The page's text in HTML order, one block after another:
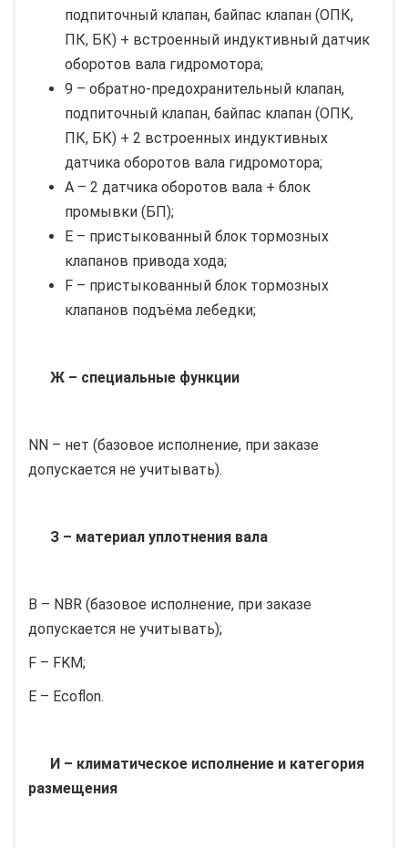
подпиточный клапан, байпас клапан (ОПК,
ПК, БК) + встроенный индуктивный датчик
оборотов вала гидромотора;
9 – обратно-предохранительный клапан,
подпиточный клапан, байпас клапан (ОПК,
ПК, БК) + 2 встроенных индуктивных
датчика оборотов вала гидромотора;
A – 2 датчика оборотов вала + блок
промывки (БП);
E – пристыкованный блок тормозных
клапанов привода хода;
F – пристыкованный блок тормозных
клапанов подъёма лебедки;
Ж – специальные функции
NN – нет (базовое исполнение, при заказе
допускается не учитывать).
З – материал уплотнения вала
B – NBR (базовое исполнение, при заказе
допускается не учитывать);
F – FKM;
E – Ecoflon.
И – климатическое исполнение и категория
размещения